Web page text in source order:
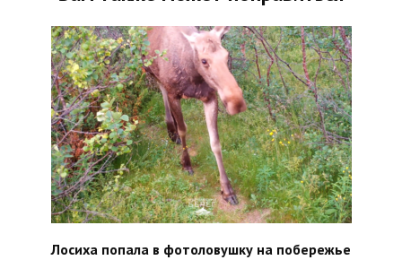
Лосиха попала в фотоловушку на побережье